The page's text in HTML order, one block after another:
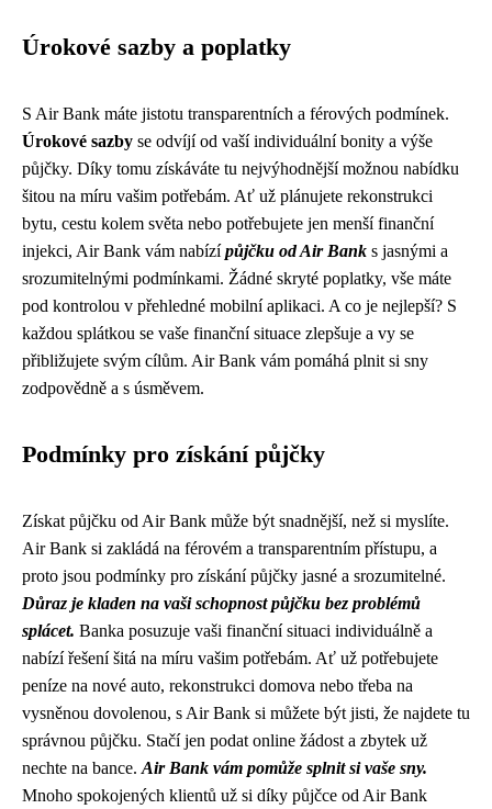
Úrokové sazby a poplatky
S Air Bank máte jistotu transparentních a férových podmínek.
Úrokové sazby se odvíjí od vaší individuální bonity a výše
půjčky. Díky tomu získáváte tu nejvýhodnější možnou nabídku
šitou na míru vašim potřebám. Ať už plánujete rekonstrukci
bytu, cestu kolem světa nebo potřebujete jen menší finanční
injekci, Air Bank vám nabízípůjčku od Air Bank s jasnými a
srozumitelnými podmínkami. Žádné skryté poplatky, vše máte
pod kontrolou v přehledné mobilní aplikaci. A co je nejlepší? S
každou splátkou se vaše finanční situace zlepšuje a vy se
přibližujete svým cílům. Air Bank vám pomáhá plnit si sny
zodpovědně a s úsměvem.
Podmínky pro získání půjčky
Získat půjčku od Air Bank může být snadnější, než si myslíte.
Air Bank si zakládá na férovém a transparentním přístupu, a
proto jsou podmínky pro získání půjčky jasné a srozumitelné.
Důraz je kladen na vaši schopnost půjčku bez problémů
splácet. Banka posuzuje vaši finanční situaci individuálně a
nabízí řešení šitá na míru vašim potřebám. Ať už potřebujete
peníze na nové auto, rekonstrukci domova nebo třeba na
vysněnou dovolenou, s Air Bank si můžete být jisti, že najdete tu
správnou půjčku. Stačí jen podat online žádost a zbytek už
nechte na bance. Air Bank vám pomůže splnit si vaše sny.
Mnoho spokojených klientů už si díky půjčce od Air Bank